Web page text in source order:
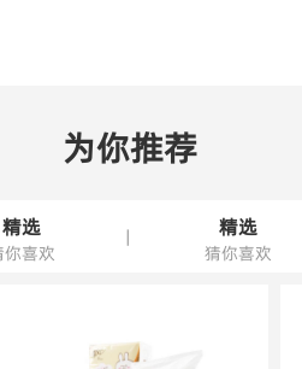
为你推荐
精选
你喜欢
| 精选
猜你喜欢